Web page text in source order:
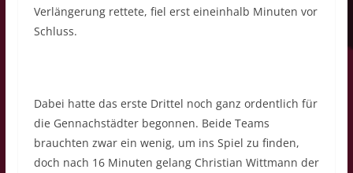
Verlängerung rettete, fiel erst eineinhalb Minuten vor
Schluss.
Dabei hatte das erste Drittel noch ganz ordentlich für
die Gennachstädter begonnen. Beide Teams
brauchten zwar ein wenig, um ins Spiel zu finden,
doch nach 16 Minuten gelang Christian Wittmann der